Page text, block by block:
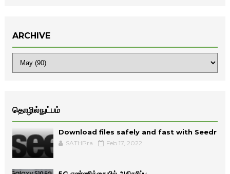
ARCHIVE
தொழில்நுட்பம்
Download files safely and fast with Seedr
SATHPra Feb 17, 2022